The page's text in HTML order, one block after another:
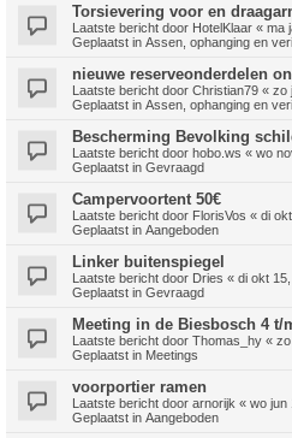
Torsievering voor en
Laatste bericht door HotelKlaar « ma
Geplaatst in Assen, ophanging en
nieuwe reserveonderdelen
Laatste bericht door Christian79 « zo
Geplaatst in Assen, ophanging en
Bescherming Bevolking
Laatste bericht door hobo.ws « wo
Geplaatst in Gevraagd
Campervoortent 50€
Laatste bericht door FlorisVos « di
Geplaatst in Aangeboden
Linker buitenspiegel
Laatste bericht door Dries « di okt
Geplaatst in Gevraagd
Meeting in de Biesbosch 4 t/
Laatste bericht door Thomas_hy «
Geplaatst in Meetings
voorportier ramen
Laatste bericht door arnorijk « wo jun
Geplaatst in Aangeboden